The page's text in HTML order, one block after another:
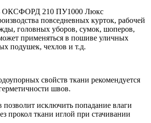
ОКСФОРД 210 ПУ1000 Люкс
повседневных курток, рабочей
головных уборов, сумок, шоперов,
применяться в пошиве уличных
подушек, чехлов и т.д.
свойств ткани рекомендуется
швов.
исключить попадание влаги
прокол ткани иглой при стачивании